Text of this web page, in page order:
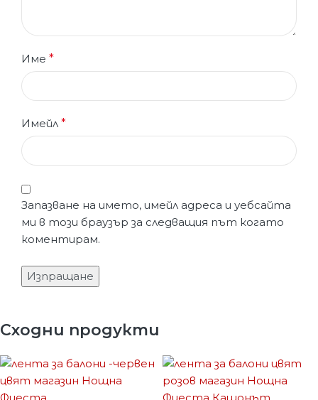
Име *
Имейл *
Запазване на името, имейл адреса и уебсайта
ми в този браузър за следващия път когато
коментирам.
Сходни продукти